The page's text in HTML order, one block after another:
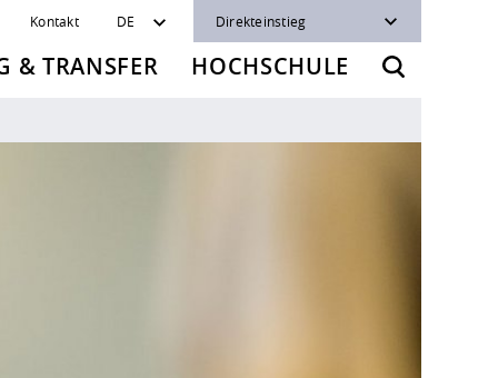
Kontakt DE Direkteinstieg
& TRANSFER HOCHSCHULE